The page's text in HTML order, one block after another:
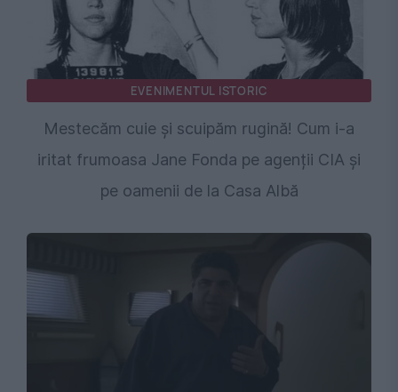
EVENIMENTUL ISTORIC
Mestecăm cuie și scuipăm rugină! Cum i-a
iritat frumoasa Jane Fonda pe agenții CIA și
pe oamenii de la Casa Albă